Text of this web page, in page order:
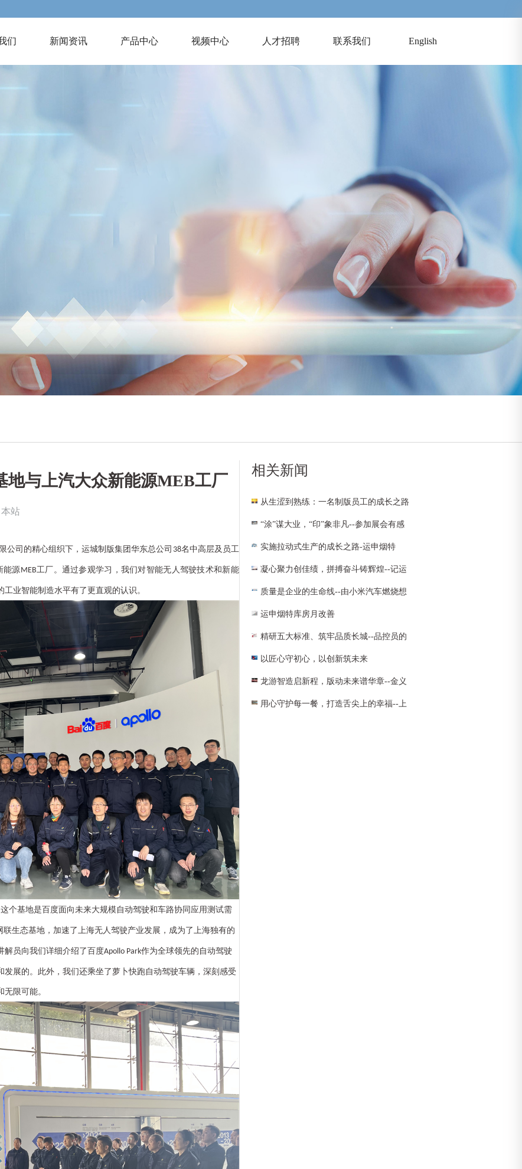
们 新闻资讯 产品中心 视频中心 人才招聘 联系我们 English
地与上汽大众新能源MEB工厂
站
公司的精心组织下，运城制版集团华东总公司 38名中高层及员工
能源MEB工厂。 通过参观学习 ，我们对智能无人驾驶技术和新能
工业智能制造水平有了更直观的认识。
个基地是百度面向未来大规模自动驾驶和车路协同应用测试需
联生态基地，加速了上海无人驾驶产业发展，成为了上海独有的
解员向我们详细介绍了百度Apollo Park作为全球领先的 自动驾驶
展的。 此外，我们还乘坐了萝卜快跑自动驾驶车辆，深刻感受
无限可能。
相关新闻
从生涩到熟练：一名制版员工的成长之路
“涂”谋大业，“印”象非凡--参加展会有感
实施拉动式生产的成长之路-运申烟特
凝心聚力创佳绩，拼搏奋斗铸辉煌--记运
申装饰3月创新高
质量是企业的生命线--由小米汽车燃烧想
到想到的
运申烟特库房月改善
精研五大标准、筑牢品质长城--品控员的
质量守护之路
以匠心守初心，以创新筑未来
龙游智造启新程，版动未来谱华章--金义
市场首条全自动凹印制版生产线剪彩仪式
用心守护每一餐，打造舌尖上的幸福--上